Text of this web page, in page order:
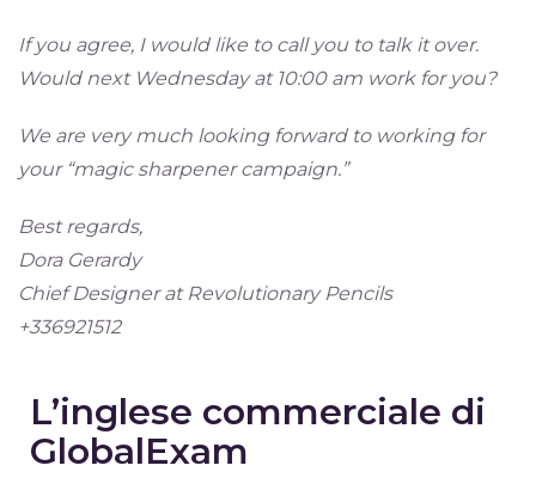
If you agree, I would like to call you to talk it over.
Would next Wednesday at 10:00 am work for you?
We are very much looking forward to working for
your “magic sharpener campaign.”
Best regards,
Dora Gerardy
Chief Designer at Revolutionary Pencils
+336921512
L’inglese commerciale di
GlobalExam